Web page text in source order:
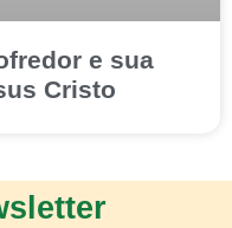
e sua
Cristo